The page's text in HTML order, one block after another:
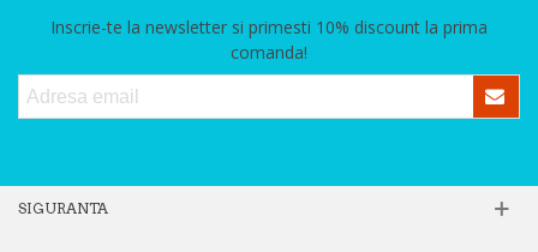
Inscrie-te la newsletter si primesti 10% discount la prima
comanda!
SIGURANTA